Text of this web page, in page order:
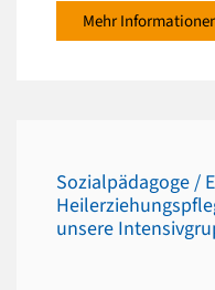
Mehr
Sozialpädagoge /
unsere